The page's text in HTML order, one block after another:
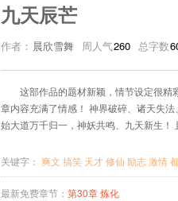
九天辰芒
作者： 晨欣雪舞 周人气260 总字数
这部作品的题材新颖，情节设定很
章内容充满了情感！ 神界破碎、诸天失
始大道万千归一，神妖共鸣、九天新生！
关键字： 爽文 搞笑 天才修仙 励志激情
最新免费章节： 第30章 炼化